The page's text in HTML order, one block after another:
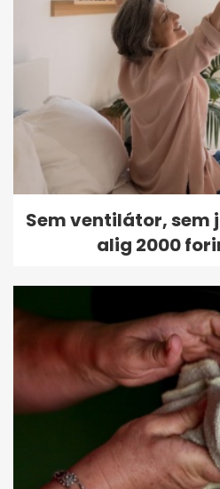
Sem ventilátor,
alig 2000